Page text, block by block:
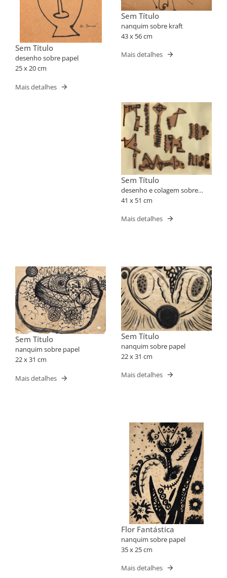
Sem Título
desenho sobre papel
25 x 20 cm
Mais detalhes
Sem Título
nanquim sobre kraft
43 x 56 cm
Mais detalhes
Sem Título
desenho e colagem sobre
papel
41 x 51 cm
Mais detalhes
Sem Título
nanquim sobre papel
22 x 31 cm
Mais detalhes
Sem Título
nanquim sobre papel
22 x 31 cm
Mais detalhes
Flor Fantástica
nanquim sobre papel
35 x 25 cm
Mais detalhes